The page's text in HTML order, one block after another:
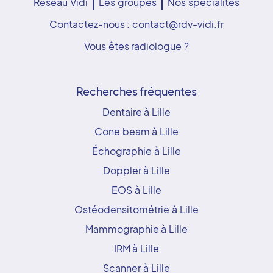
Contactez-nous : contact@rdv-vidi.fr
Vous êtes radiologue ?
Recherches fréquentes
Dentaire à Lille
Cone beam à Lille
Échographie à Lille
Doppler à Lille
EOS à Lille
Ostéodensitométrie à Lille
Mammographie à Lille
IRM à Lille
Scanner à Lille